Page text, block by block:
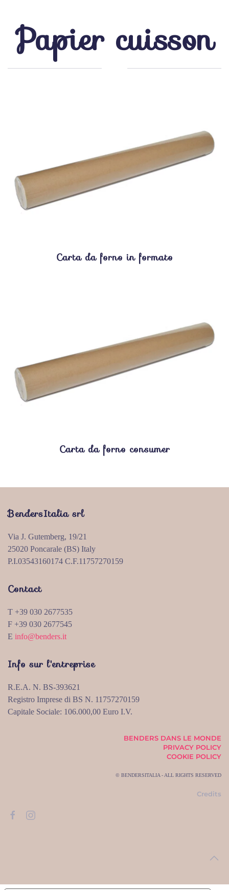
Papier cuisson
Carta da forno in formato
Carta da forno consumer
BendersItalia srl
Via J. Gutemberg, 19/21
25020 Poncarale (BS) Italy
P.I.03543160174 C.F.11757270159
Contact
T +39 030 2677535
F +39 030 2677545
E info@benders.it
Info sur l'entreprise
R.E.A. N. BS-393621
Registro Imprese di BS N. 11757270159
Capitale Sociale: 106.000,00 Euro I.V.
BENDERS DANS LE MONDE
PRIVACY POLICY
COOKIE POLICY
© BENDERSITALIA - ALL RIGHTS RESERVED
Credits